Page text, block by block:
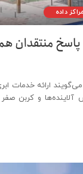
داده
منتقدان
ارائه خدمات
آلاینده‌ها و کربن